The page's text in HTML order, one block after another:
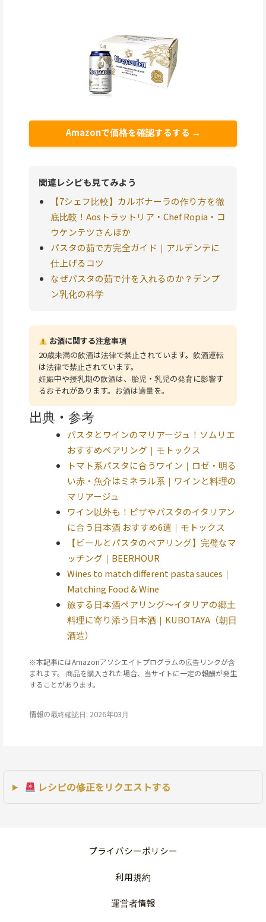
Amazonで価格を確認するする →
関連レシピも見てみよう
【7シェフ比較】カルボナーラの作り方を徹
底比較！Aosトラットリア・Chef Ropia・コ
ウケンテツさんほか
パスタの茹で方完全ガイド｜アルデンテに
仕上げるコツ
なぜパスタの茹で汁を入れるのか？デンプ
ン乳化の科学
お酒に関する注意事項
20歳未満の飲酒は法律で禁止されています。飲酒運転
は法律で禁止されています。
妊娠中や授乳期の飲酒は、胎児・乳児の発育に影響す
るおそれがあります。お酒は適量を。
出典・参考
パスタとワインのマリアージュ！ソムリエ
おすすめペアリング｜モトックス
トマト系パスタに合うワイン｜ロゼ・明る
い赤・魚介はミネラル系｜ワインと料理の
マリアージュ
ワイン以外も！ピザやパスタのイタリアン
に合う日本酒 おすすめ6選｜モトックス
【ビールとパスタのペアリング】完璧なマ
ッチング｜BEERHOUR
Wines to match different pasta sauces｜
Matching Food & Wine
旅する日本酒ペアリング〜イタリアの郷土
料理に寄り添う日本酒｜KUBOTAYA（朝日
酒造）
※本記事にはAmazonアソシエイトプログラムの広告リンクが含
まれます。 商品を購入された場合、当サイトに一定の報酬が発生
することがあります。
情報の最終確認日: 2026年03月
レシピの修正をリクエストする
プライバシーポリシー
利用規約
運営者情報